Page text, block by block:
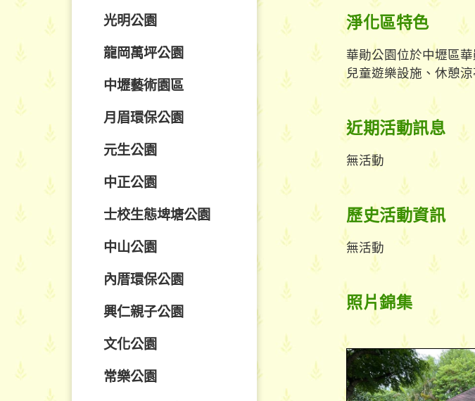
光明公園
龍岡萬坪公園
中壢藝術園區
月眉環保公園
元生公園
中正公園
士校生態埤塘公園
中山公園
內厝環保公園
興仁親子公園
文化公園
常樂公園
淨化區特色
華勛公園位於中壢區
兒童遊樂設施、休憩
近期活動訊息
無活動
歷史活動資訊
無活動
照片錦集